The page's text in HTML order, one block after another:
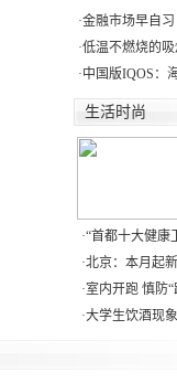
·金融市场早自
·低温不燃烧的
·中国版IQOS：
生活时尚
·“首都十大健康
·北京：本月起
·室内开跑 慎防“
·大学生饮酒现